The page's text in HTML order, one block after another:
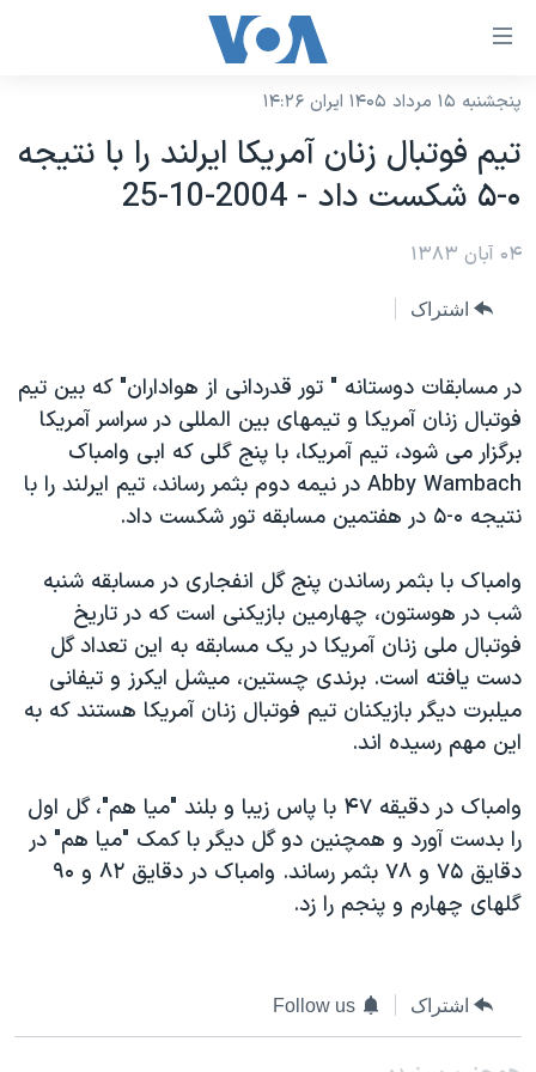
لینکهای
دسترسی
جهش
محتوای
اصلی
جهش
جهش
جستجو
نسخه سبک وب‌سایت
موضوع ها
ایران
آمریکا
ورزشی
گزیده‌ها
ویژه برنامه‌ها
ویدیوها
اقتصادی
علم و فناوری
آرشیو پخش زنده
برنامه های تلویزیونی
جدول برنامه ها
جام جهانی ۲۰۲۶
عملیات خشم حماسی
۲۵۰سالگی آمریکا
بایگانی برنامه‌های تلویزیونی
انتخابات ریاست جمهوری آمریکا ۲۰۲۴
حمله جمهوری اسلامی به اسرائیل
رمز مهسا
ورزش زنان در ایران
مجموعه مستندهای دادخواهی
تریبونال مردمی آبان ۹۸
دادگاه حمید نوری
اعتراضات مردمی آبان ۹۸
فرکانس‌های صدای آمریکا
پخش رادیویی
یادگیری زبان انگلیسی
زبانهای مختلف
پنجشنبه ۱۵ مرداد ۱۴۰۵ ایران ۱۴:۲۶
تيم فوتبال زنان آمريکا ايرلند را با نتيجه
۰-۵ شکست داد - 2004-10-25
۰۴ آبان ۱۳۸۳
اشتراک
در مسابقات دوستانه " تور قدردانی از هواداران" که بين تيم
فوتبال زنان آمريکا و تيمهای بين المللی در سراسر آمريکا
برگزار می شود، تيم آمريکا، با پنج گلی که ابی وامباک
Abby Wambach در نيمه دوم بثمر رساند، تيم ايرلند را با
نتيجه ۰-۵ در هفتمين مسابقه تور شکست داد.
وامباک با بثمر رساندن پنج گل انفجاری در مسابقه شنبه
شب در هوستون، چهارمين بازيکنی است که در تاريخ
فوتبال ملی زنان آمريکا در يک مسابقه به اين تعداد گل
دست يافته است. برندی چستين، ميشل ايکرز و تيفانی
ميلبرت ديگر بازيکنان تيم فوتبال زنان آمريکا هستند که به
اين مهم رسيده اند.
وامباک در دقيقه ۴۷ با پاس زيبا و بلند "ميا هم"، گل اول
را بدست آورد و همچنين دو گل ديگر با کمک "ميا هم" در
دقايق ۷۵ و ۷۸ بثمر رساند. وامباک در دقايق ۸۲ و ۹۰
گلهای چهارم و پنجم را زد.
اشتراک Follow us